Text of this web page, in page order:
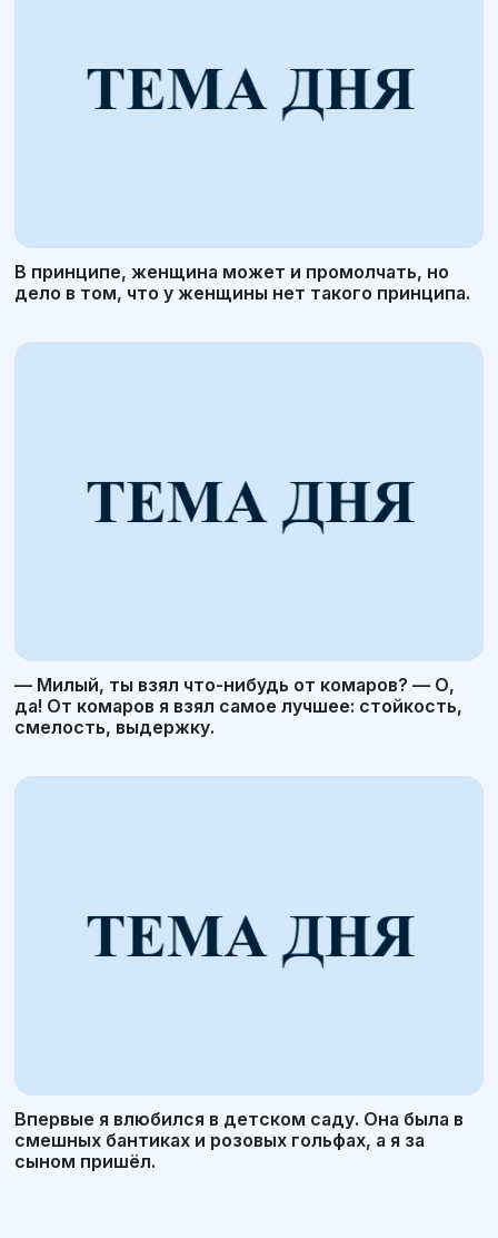
В принципе, женщина может и промолчать, но
дело в том, что у женщины нет такого принципа.
— Милый, ты взял что-нибудь от комаров? — О,
да! От комаров я взял самое лучшее: стойкость,
смелость, выдержку.
Впервые я влюбился в детском саду. Она была в
смешных бантиках и розовых гольфах, а я за
сыном пришёл.